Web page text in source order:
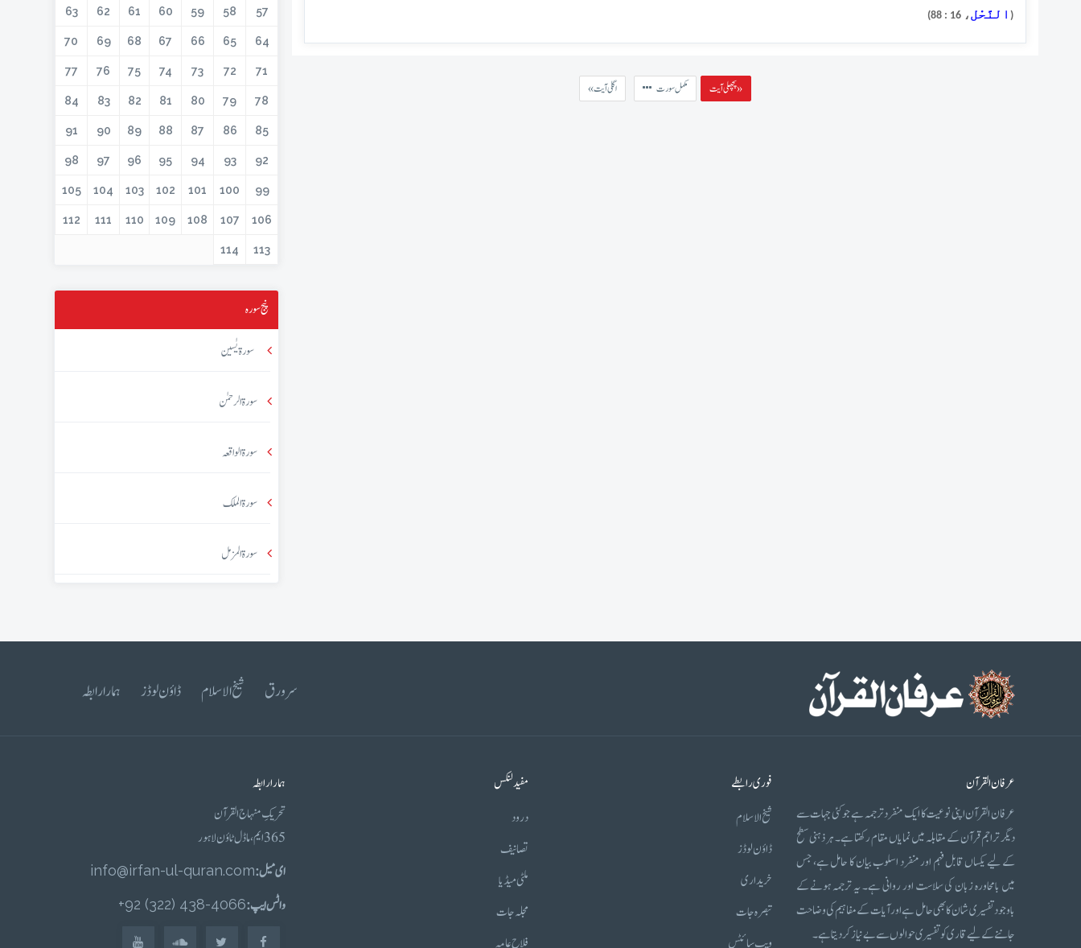
( النَّحْل ، 16 : 88)
پچھلی آیت » مکمل سورت « اگلی آیت
57
58
59
60
61
62
63
64
65
66
67
68
69
70
71
72
73
74
75
76
77
78
79
80
81
82
83
84
85
86
87
88
89
90
91
92
93
94
95
96
97
98
99
100
101
102
103
104
105
106
107
108
109
110
111
112
113
114
پنج سورہ
سورۃ یٰسین
سورۃ الرحمٰن
سورۃ الواقعہ
سورۃ الملک
سورۃ المزمل
سرورق شیخ الاسلام ڈاؤن لوڈز ہمارا رابطہ
عرفان القرآن
عرفان القرآن اپنی نوعیت کا ایک منفرد ترجمہ ہے جو کئی جہات سے
دیگر تراجم قرآن کے مقابلہ میں نمایاں مقام رکھتا ہے۔ ہر ذہنی سطح
کے لیے یکساں قابل فہم اور منفرد اسلوب بیان کا حامل ہے، جس
میں بامحاورہ زبان کی سلاست اور روانی ہے۔ یہ ترجمہ ہونے کے
باوجود تفسیری شان کا بھی حامل ہے اور آیات کے مفاہیم کی وضاحت
جاننے کے لیے قاری کو تفسیری حوالوں سے بے نیاز کر دیتا ہے۔
فوری رابطے
شیخ الاسلام
ڈاؤن لوڈز
خریداری
تبصرہ جات
ویب سائٹس
مفید لنکس
درود
تصانیف
ملٹی میڈیا
مجلہ جات
فلاح عامہ
ہمارا رابطہ
تحریکِ منہاج القرآن
365 ایم، ماڈل ٹاؤن لاہور
ای میل :info@irfan-ul-quran.com
واٹس ایپ :4066-438 (322) 92+